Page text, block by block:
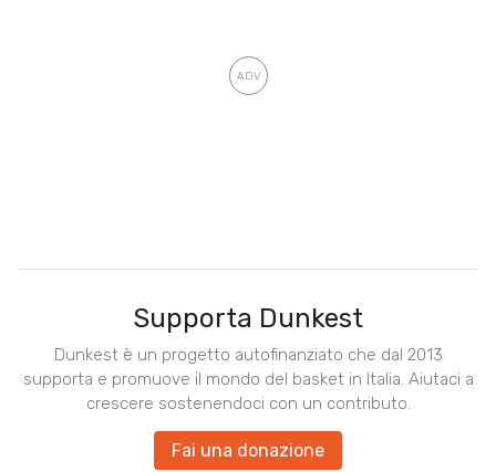
Supporta Dunkest
Dunkest è un progetto autofinanziato che dal 2013
supporta e promuove il mondo del basket in Italia. Aiutaci a
crescere sostenendoci con un contributo.
Fai una donazione